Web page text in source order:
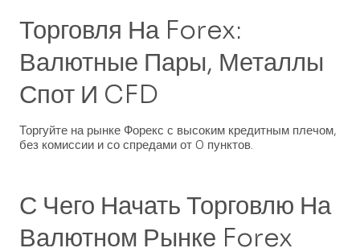
Торговля На Forex:
Валютные Пары, Металлы
Спот И CFD
Торгуйте на рынке Форекс с высоким кредитным плечом,
без комиссии и со спредами от 0 пунктов.
С Чего Начать Торговлю На
Валютном Рынке Forex